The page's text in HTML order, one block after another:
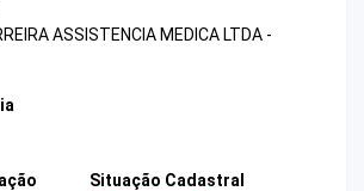
ASSISTENCIA MEDICA LTDA -
Situação Cadastral